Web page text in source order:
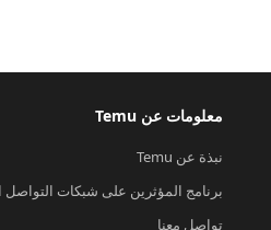
معلومات عن Temu
نبذة عن Temu
برنامج المؤثرين على شبكات التواصل
تواصل معنا